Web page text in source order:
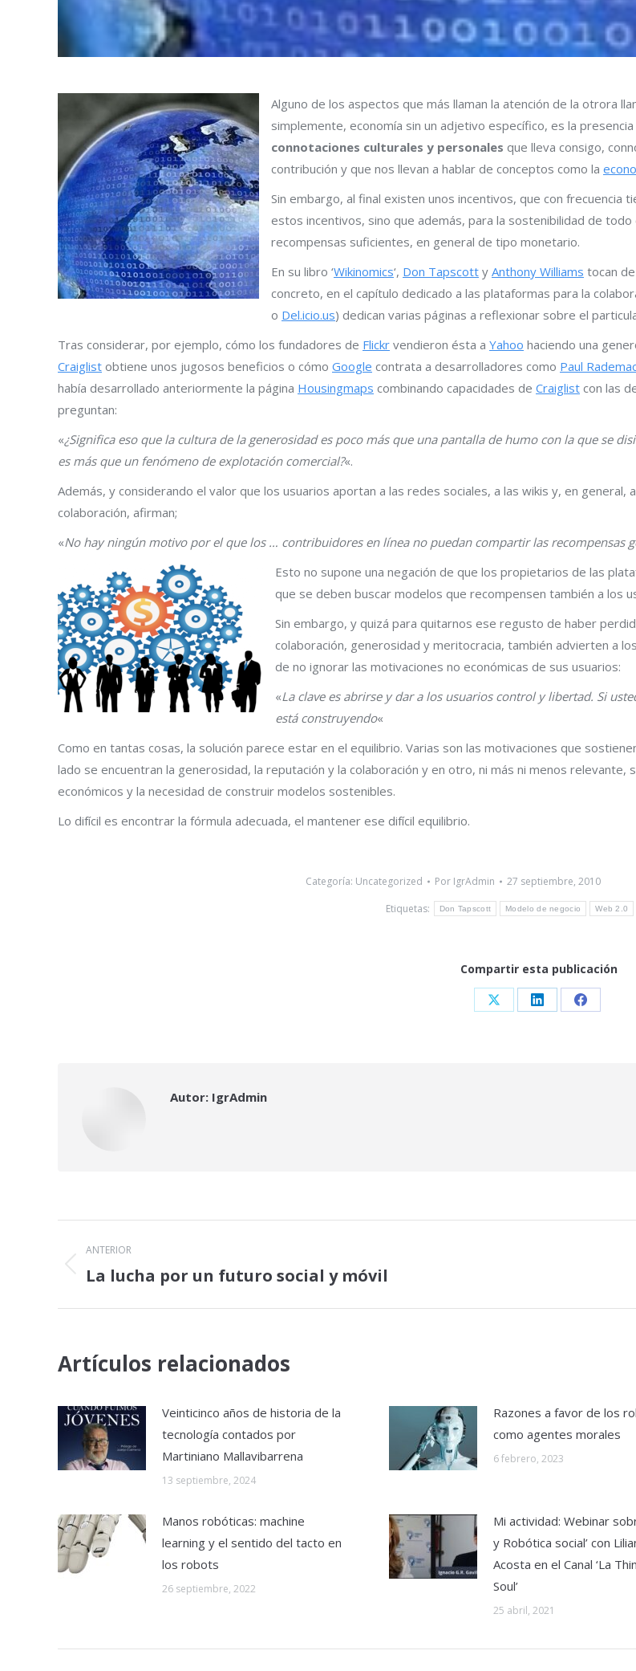
Alguno de los aspectos que más llaman la atención de la otrora
simplemente, economía sin un adjetivo específico, es la
connotaciones culturales y personales que lleva consigo,
contribución y que nos llevan a hablar de conceptos como la
Sin embargo, al final existen unos incentivos, que con
estos incentivos, sino que además, para la sostenibilidad de
recompensas suficientes, en general de tipo monetario.
En su libro ‘Wikinomics‘, Don Tapscott y Anthony Williams tocan
concreto, en el capítulo dedicado a las plataformas para la
o Del.icio.us) dedican varias páginas a reflexionar sobre el
Tras considerar, por ejemplo, cómo los fundadores de Flickr vendieron ésta a Yahoo haciendo una
Craiglist obtiene unos jugosos beneficios o cómo Google contrata a desarrolladores como Paul
había desarrollado anteriormente la página Housingmaps combinando capacidades de Craiglist con las
preguntan:
«¿Significa eso que la cultura de la generosidad es poco más que una pantalla de humo con la que se
es más que un fenómeno de explotación comercial?«.
Además, y considerando el valor que los usuarios aportan a las redes sociales, a las wikis y, en general,
colaboración, afirman;
«No hay ningún motivo por el que los … contribuidores en línea no puedan compartir las recompensas
Esto no supone una negación de que los propietarios de las
que se deben buscar modelos que recompensen también a los
Sin embargo, y quizá para quitarnos ese regusto de haber
colaboración, generosidad y meritocracia, también advierten a
de no ignorar las motivaciones no económicas de sus usuarios:
«La clave es abrirse y dar a los usuarios control y libertad. Si
está construyendo«
Como en tantas cosas, la solución parece estar en el equilibrio. Varias son las motivaciones que
lado se encuentran la generosidad, la reputación y la colaboración y en otro, ni más ni menos relevante,
económicos y la necesidad de construir modelos sostenibles.
Lo difícil es encontrar la fórmula adecuada, el mantener ese difícil equilibrio.
Categoría: Uncategorized Por IgrAdmin
27 septiembre, 2010
Etiquetas:
Don Tapscott Modelo de negocio Web 2.0
Compartir esta publicación
Share Share Share
Autor: IgrAdmin
Navegación
entre
publicaciones
ANTERIOR
Publicación
La lucha por un futuro social y móvil
Artículos relacionados
Veinticinco años de historia de la
tecnología contados por
Martiniano Mallavibarrena
13 septiembre, 2024
Razones a favor de los
como agentes morales
6 febrero, 2023
Manos robóticas: machine
learning y el sentido del tacto en
los robots
26 septiembre, 2022
Mi actividad: Webinar
y Robótica social’ con
Acosta en el Canal ‘La
Soul’
25 abril, 2021